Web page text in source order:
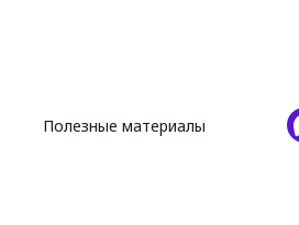
Полезные материалы